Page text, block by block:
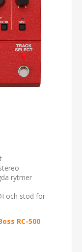
rytmer
och stöd för
RC-500